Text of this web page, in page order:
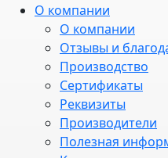
О компании
О компании
Отзывы и
Производство
Сертификаты
Реквизиты
Производители
Полезная